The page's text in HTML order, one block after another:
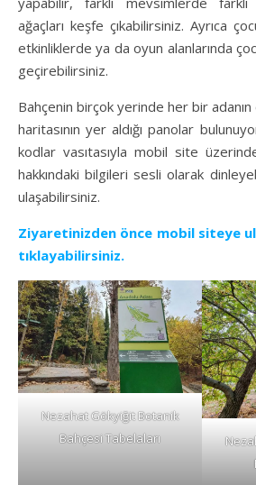
ağaçları keşfe çıkabilirsiniz. Ayrıca
etkinliklerde ya da oyun alanlarında
geçirebilirsiniz.
Bahçenin birçok yerinde her bir adanın
haritasının yer aldığı panolar
kodlar vasıtasıyla mobil site
hakkındaki bilgileri sesli olarak
ulaşabilirsiniz.
Ziyaretinizden önce mobil siteye
tıklayabilirsiniz.
Nezahat Gökyiğit Botanik
Bahçesi Tabelaları